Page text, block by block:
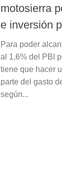
motosierra
e inversión
Para poder
al 1,6% del PBI
tiene que hacer
parte del gasto
según...